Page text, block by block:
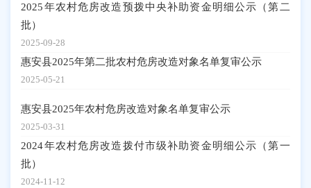
2025年农村危房改造预拨中央补助资金明细公示（第二
批）
2025-09-28
惠安县2025年第二批农村危房改造对象名单复审公示
2025-05-21
惠安县2025年农村危房改造对象名单复审公示
2025-03-31
2024年农村危房改造拨付市级补助资金明细公示（第一
批）
2024-11-12